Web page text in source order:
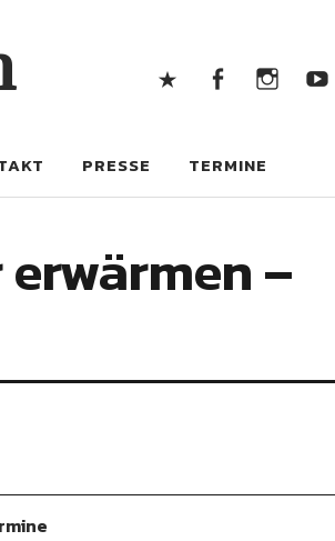
PRESSE TERMINE
–